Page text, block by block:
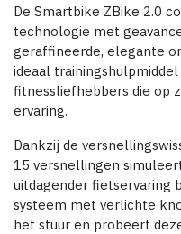
De Smartbike ZBike 2.0
technologie met
geraffineerde, elegante
ideaal
fitnessliefhebbers die op
ervaring.
Dankzij de
15 versnellingen
uitdagender fietservaring
systeem met verlichte
het stuur en probeert